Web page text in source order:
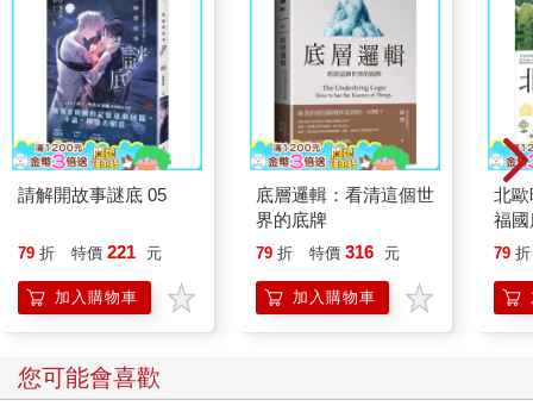
請解開故事謎底 05
79 折 特價 221 元
加入購物車
底層邏輯：看清這個世
界的底牌
79 折 特價 316 元
加入購物車
北
福
79 折
您可能會喜歡